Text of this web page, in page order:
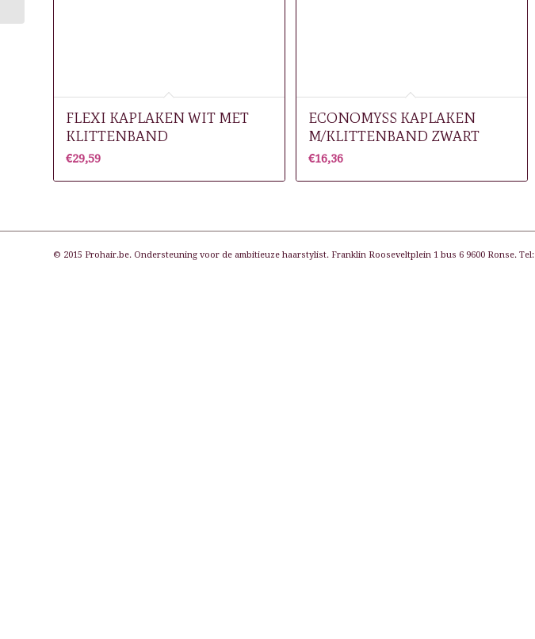
FLEXI KAPLAKEN WIT MET
KLITTENBAND
€29,59
ECONOMYSS KAPLAKEN
M/KLITTENBAND ZWART
€16,36
© 2015 Prohair.be. Ondersteuning voor de ambitieuze haarstylist. Franklin Rooseveltplein 1 bus 6 9600 Ronse. Tel: